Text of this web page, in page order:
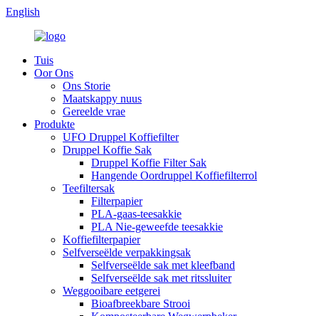
English
Tuis
Oor Ons
Ons Storie
Maatskappy nuus
Gereelde vrae
Produkte
UFO Druppel Koffiefilter
Druppel Koffie Sak
Druppel Koffie Filter Sak
Hangende Oordruppel Koffiefilterrol
Teefiltersak
Filterpapier
PLA-gaas-teesakkie
PLA Nie-geweefde teesakkie
Koffiefilterpapier
Selfverseëlde verpakkingsak
Selfverseëlde sak met kleefband
Selfverseëlde sak met ritssluiter
Weggooibare eetgerei
Bioafbreekbare Strooi